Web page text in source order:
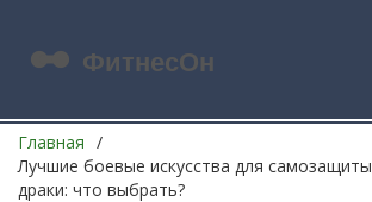
Главная
Лучшие боевые искусства для
драки: что выбрать?